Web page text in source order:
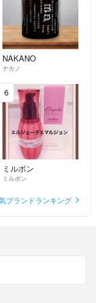
る場合がありますが全
NAKANO
ナカノ
6
ミルボン
ミルボン
ブランドランキング